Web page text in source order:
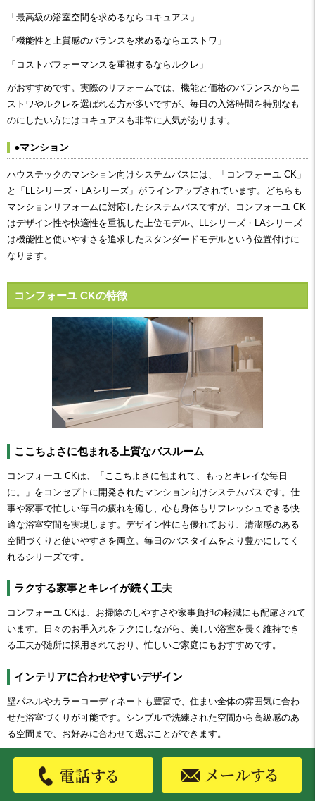
「最高級の浴室空間を求めるならコキュアス」
「機能性と上質感のバランスを求めるならエストワ」
「コストパフォーマンスを重視するならルクレ」
がおすすめです。実際のリフォームでは、機能と価格のバランスからエ
ストワやルクレを選ばれる方が多いですが、毎日の入浴時間を特別なも
のにしたい方にはコキュアスも非常に人気があります。
●マンション
ハウステックのマンション向けシステムバスには、「コンフォーユ CK」
と「LLシリーズ・LAシリーズ」がラインアップされています。どちらも
マンションリフォームに対応したシステムバスですが、コンフォーユ CK
はデザイン性や快適性を重視した上位モデル、LLシリーズ・LAシリーズ
は機能性と使いやすさを追求したスタンダードモデルという位置付けに
なります。
コンフォーユ CKの特徴
ここちよさに包まれる上質なバスルーム
コンフォーユ CKは、「ここちよさに包まれて、もっとキレイな毎日
に。」をコンセプトに開発されたマンション向けシステムバスです。仕
事や家事で忙しい毎日の疲れを癒し、心も身体もリフレッシュできる快
適な浴室空間を実現します。デザイン性にも優れており、清潔感のある
空間づくりと使いやすさを両立。毎日のバスタイムをより豊かにしてく
れるシリーズです。
ラクする家事とキレイが続く工夫
コンフォーユ CKは、お掃除のしやすさや家事負担の軽減にも配慮されて
います。日々のお手入れをラクにしながら、美しい浴室を長く維持でき
る工夫が随所に採用されており、忙しいご家庭にもおすすめです。
インテリアに合わせやすいデザイン
壁パネルやカラーコーディネートも豊富で、住まい全体の雰囲気に合わ
せた浴室づくりが可能です。シンプルで洗練された空間から高級感のあ
る空間まで、お好みに合わせて選ぶことができます。
LLシリーズの特徴